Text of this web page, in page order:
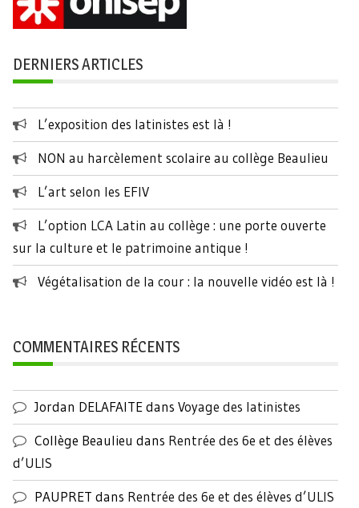
DERNIERS ARTICLES
L’exposition des latinistes est là !
NON au harcèlement scolaire au collège Beaulieu
L’art selon les EFIV
L’option LCA Latin au collège : une porte ouverte
sur la culture et le patrimoine antique !
Végétalisation de la cour : la nouvelle vidéo est là !
COMMENTAIRES RÉCENTS
Jordan DELAFAITEdans Voyage des latinistes
Collège Beaulieu dans Rentrée des 6e et des élèves
d’ULIS
PAUPRET dans Rentrée des 6e et des élèves d’ULIS